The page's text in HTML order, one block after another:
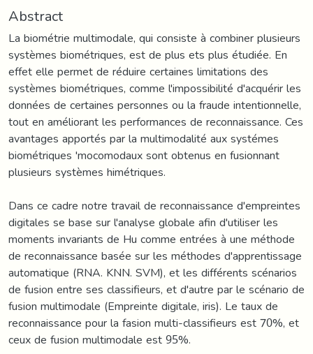
Abstract
La biométrie multimodale, qui consiste à combiner plusieurs
systèmes biométriques, est de plus ets plus étudiée. En
effet elle permet de réduire certaines limitations des
systèmes biométriques, comme l'impossibilité d'acquérir les
données de certaines personnes ou la fraude intentionnelle,
tout en améliorant les performances de reconnaissance. Ces
avantages apportés par la multimodalité aux systémes
biométriques 'mocomodaux sont obtenus en fusionnant
plusieurs systèmes himétriques.
Dans ce cadre notre travail de reconnaissance d'empreintes
digitales se base sur l'analyse globale afin d'utiliser les
moments invariants de Hu comme entrées à une méthode
de reconnaissance basée sur les méthodes d'apprentissage
automatique (RNA. KNN. SVM), et les différents scénarios
de fusion entre ses classifieurs, et d'autre par le scénario de
fusion multimodale (Empreinte digitale, iris). Le taux de
reconnaissance pour la fasion multi-classifieurs est 70%, et
ceux de fusion multimodale est 95%.